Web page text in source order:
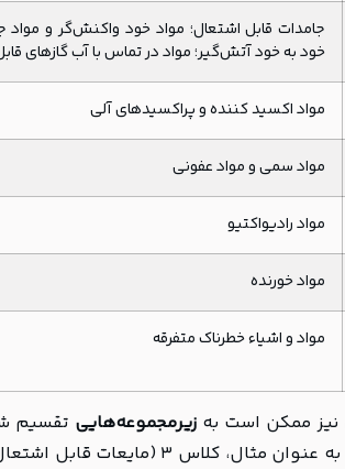
جامدات قابل اشتعال؛ مواد خود واکنش‌گر و
خود به خود آتش‌گیر؛ مواد در تماس با آب گازهای
مواد اکسید کننده و پراکسیدهای آلی
مواد سمی و مواد عفونی
مواد رادیواکتیو
مواد خورنده
مواد و اشیاء خطرناک متفرقه
نیز ممکن است بهزیرمجموعه‌هایی تقسیم
می‌دهند. به عنوان مثال،